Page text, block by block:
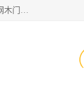
安徽奇道智能门业有限公司是一家专业生产各种门窗、智能门窗的企业，主要产品：特种门，快速门，医用门，提升门，钢木门，智能道闸，钢大门，平移门，卷帘门，保温门，钢制自由门，防火门等，欢迎前来咨询采购。